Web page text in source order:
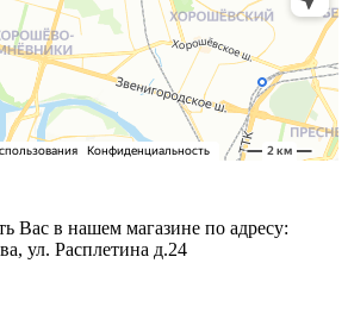
Вас в нашем магазине по адресу:
ул. Расплетина д.24